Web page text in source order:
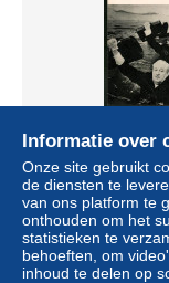
Filmprogramm
Statuut
Informatie over
Onze site gebruikt
de diensten te
van ons platform te
onthouden om het
statistieken te
behoeften, om
inhoud te delen op